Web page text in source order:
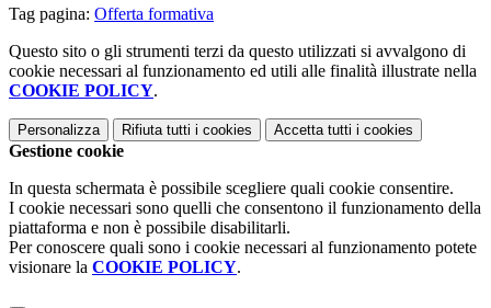
Tag pagina: Offerta formativa
Questo sito o gli strumenti terzi da questo utilizzati si avvalgono di
cookie necessari al funzionamento ed utili alle finalità illustrate nella
COOKIE POLICY.
Personalizza Rifiuta tutti i cookies Accetta tutti i cookies
Gestione cookie
In questa schermata è possibile scegliere quali cookie consentire.
I cookie necessari sono quelli che consentono il funzionamento della
piattaforma e non è possibile disabilitarli.
Per conoscere quali sono i cookie necessari al funzionamento potete
visionare la COOKIE POLICY.